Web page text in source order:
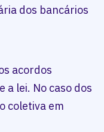
dos bancários
acordos
a lei. No caso dos
coletiva em